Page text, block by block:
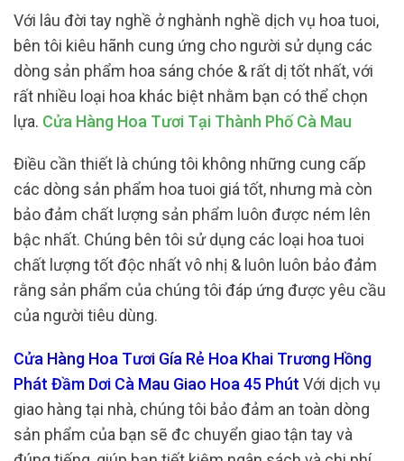
Với lâu đời tay nghề ở nghành nghề dịch vụ hoa tuoi,
bên tôi kiêu hãnh cung ứng cho người sử dụng các
dòng sản phẩm hoa sáng chóe & rất dị tốt nhất, với
rất nhiều loại hoa khác biệt nhằm bạn có thể chọn
lựa. Cửa Hàng Hoa Tươi Tại Thành Phố Cà Mau
Điều cần thiết là chúng tôi không những cung cấp
các dòng sản phẩm hoa tuoi giá tốt, nhưng mà còn
bảo đảm chất lượng sản phẩm luôn được ném lên
bậc nhất. Chúng bên tôi sử dụng các loại hoa tuoi
chất lượng tốt độc nhất vô nhị & luôn luôn bảo đảm
rằng sản phẩm của chúng tôi đáp ứng được yêu cầu
của người tiêu dùng.
Cửa Hàng Hoa Tươi Gía Rẻ Hoa Khai Trương Hồng
Phát Đầm Dơi Cà Mau Giao Hoa 45 Phút Với dịch vụ
giao hàng tại nhà, chúng tôi bảo đảm an toàn dòng
sản phẩm của bạn sẽ đc chuyển giao tận tay và